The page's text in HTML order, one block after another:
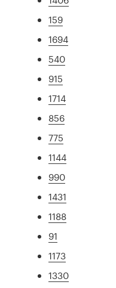
159
1694
540
915
1714
856
775
1144
990
1431
1188
91
1173
1330